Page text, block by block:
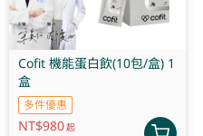
Cofit 機能蛋白飲(10包/盒) 1
盒
多件優惠
NT$980起